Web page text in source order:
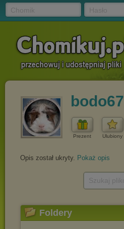
bodo67
Prezent Ulubiony
Opis został ukryty. Pokaż opis
Foldery